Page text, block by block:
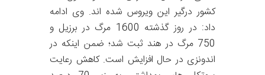
کشور درگیر این ویروس شده اند. وی ادامه
داد: در روز گذشته 1600 مرگ در برزیل و
750 مرگ در هند ثبت شد؛ ضمن اینکه در
اندونزی در حال افزایش است. کاهش رعایت